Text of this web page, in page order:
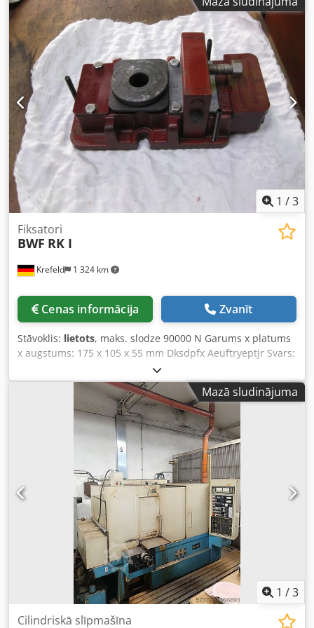
Informācija šajā lapā ir sniegta pēc mūsu labākās
saprašanas un iespēju robežās iegūta arī no ražotāja.
Informācija ir sniegta ar labiem nodomiem, taču tās
precizitāti nevar garantēt. Tādēļ tā nav juridiski saistoša
pārstāvība vai līguma noteikums. Iesakām pārbaudīt visus
būtiskos datus.
1 /3
Krefeld 1 324 km
Fiksatori
BWF RK I
Cenas informācija Zvanīt
Stāvoklis: lietots, maks. slodze 90000 N Garums x platums
x augstums: 175 x 105 x 55 mm Dksdpfx Aeuftryeptjr Svars:
4 kg Skrūves diametrs: 17 mm 14 gabali noliktavā, bez
vītnes skrūves, cena par gabalu: 40 €
Mazā sludinājuma
1 /3
Cilindriskā slīpmašīna